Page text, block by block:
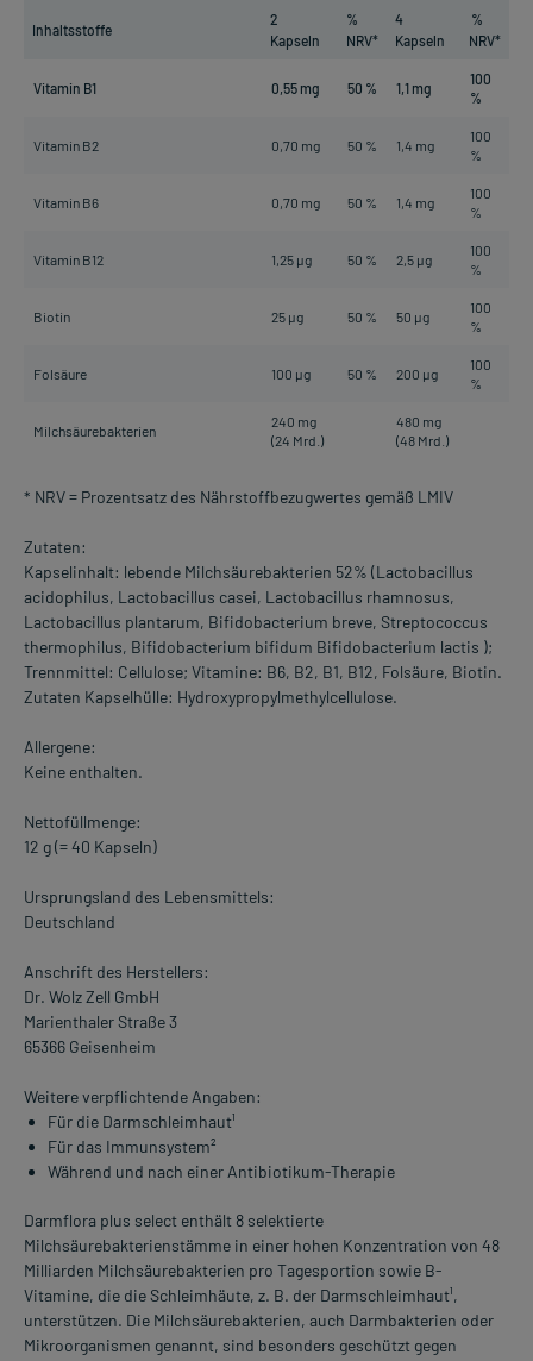
Inhaltsstoffe
2
Kapseln
%
NRV*
4
Kapseln
%
NRV*
Vitamin B1 0,55 mg 50 % 1,1 mg
100
%
Vitamin B2 0,70 mg 50 % 1,4 mg
100
%
Vitamin B6 0,70 mg 50 % 1,4 mg
100
%
Vitamin B12 1,25 µg 50 % 2,5 µg
100
%
Biotin 25 µg 50 % 50 µg
100
%
Folsäure 100 µg 50 % 200 µg
100
%
Milchsäurebakterien
240 mg
(24 Mrd.)
480 mg
(48 Mrd.)
* NRV = Prozentsatz des Nährstoffbezugwertes gemäß LMIV
Zutaten:
Kapselinhalt: lebende Milchsäurebakterien 52% (Lactobacillus
acidophilus, Lactobacillus casei, Lactobacillus rhamnosus,
Lactobacillus plantarum, Bifidobacterium breve, Streptococcus
thermophilus, Bifidobacterium bifidum Bifidobacterium lactis );
Trennmittel: Cellulose; Vitamine: B6, B2, B1, B12, Folsäure, Biotin.
Zutaten Kapselhülle: Hydroxypropylmethylcellulose.
Allergene:
Keine enthalten.
Nettofüllmenge:
12 g (= 40 Kapseln)
Ursprungsland des Lebensmittels:
Deutschland
Anschrift des Herstellers:
Dr. Wolz Zell GmbH
Marienthaler Straße 3
65366 Geisenheim
Weitere verpflichtende Angaben:
Für die Darmschleimhaut¹
Für das Immunsystem²
Während und nach einer Antibiotikum-Therapie
Darmflora plus select enthält 8 selektierte
Milchsäurebakterienstämme in einer hohen Konzentration von 48
Milliarden Milchsäurebakterien pro Tagesportion sowie B-
Vitamine, die die Schleimhäute, z. B. der Darmschleimhaut¹,
unterstützen. Die Milchsäurebakterien, auch Darmbakterien oder
Mikroorganismen genannt, sind besonders geschützt gegen